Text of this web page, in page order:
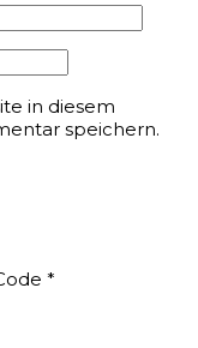
in diesem
speichern.
*